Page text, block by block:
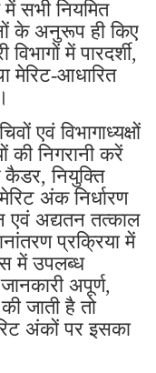
सभी नियमित
के अनुरूप ही किए
में पारदर्शी,
मेरिट-आधारित
एवं विभागाध्यक्षों
की निगरानी करें
नियुक्ति
अंक निर्धारण
एवं अद्यतन तत्काल
प्रक्रिया में
में उपलब्ध
अपूर्ण,
जाती है तो
अंकों पर इसका